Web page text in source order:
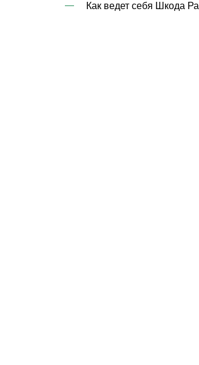
Как ведет себя Шкода